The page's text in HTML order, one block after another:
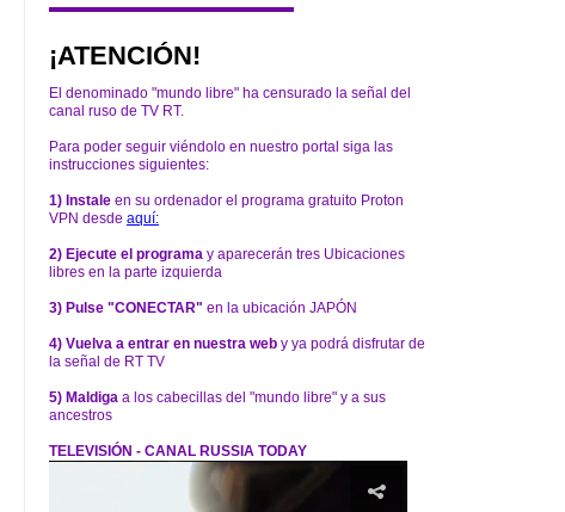
¡ATENCIÓN!
El denominado "mundo libre" ha censurado la señal del
canal ruso de TV RT.
Para poder seguir viéndolo en nuestro portal siga las
instrucciones siguientes:
1) Instale en su ordenador el programa gratuito Proton
VPN desde aquí:
2) Ejecute el programa y aparecerán tres Ubicaciones
libres en la parte izquierda
3) Pulse "CONECTAR" en la ubicación JAPÓN
4) Vuelva a entrar en nuestra web y ya podrá disfrutar de
la señal de RT TV
5) Maldiga a los cabecillas del "mundo libre" y a sus
ancestros
TELEVISIÓN - CANAL RUSSIA TODAY